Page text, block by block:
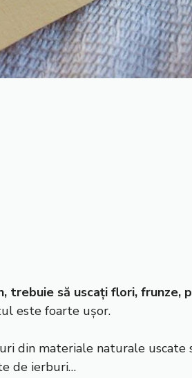
trebuie să uscați flori, frunze,
este foarte ușor.
din materiale naturale uscate
de ierburi…